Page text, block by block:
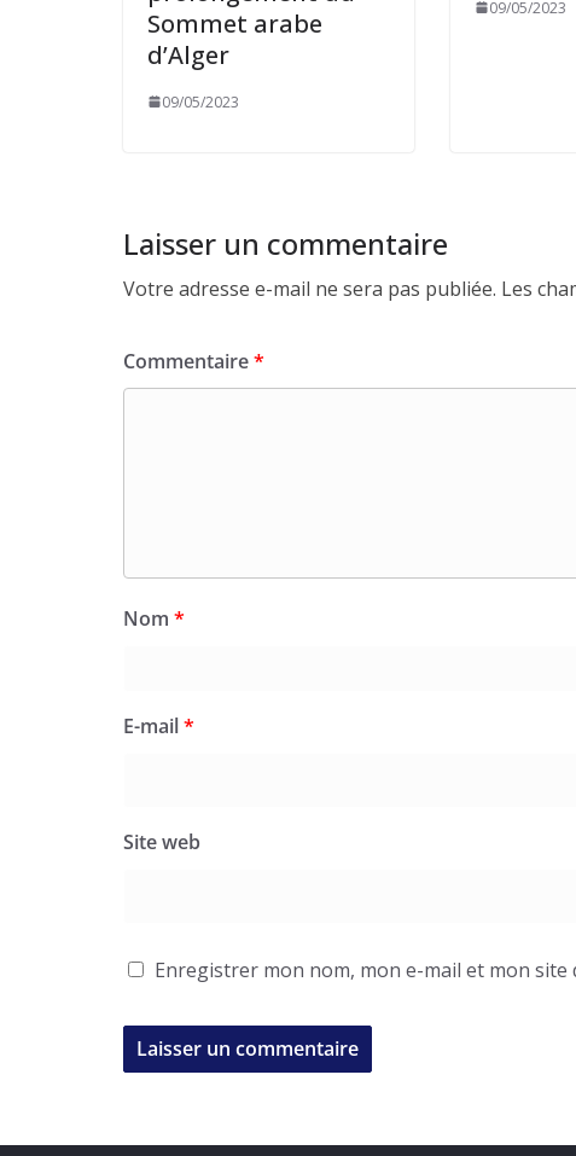
Sommet arabe
d’Alger
09/05/2023
09/05/2023
Laisser un commentaire
Votre adresse e-mail ne sera pas publiée. Les
Commentaire*
Nom *
E-mail*
Site web
Enregistrer mon nom, mon e-mail et mon